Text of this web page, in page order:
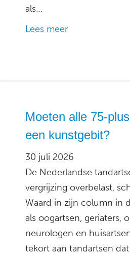
als…
Lees meer
Moeten alle 75-
een kunstgebit?
30 juli 2026
De Nederlandse
vergrijzing overbelast,
Waard in zijn column in
als oogartsen, geriaters,
neurologen en
tekort aan tandartsen